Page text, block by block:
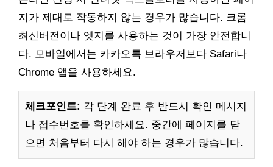
지가 제대로 작동하지 않는 경우가 많습니다. 크롬
최신버전이나 엣지를 사용하는 것이 가장 안전합니
다. 모바일에서는 카카오톡 브라우저보다 Safari나
Chrome 앱을 사용하세요.
체크포인트: 각 단계 완료 후 반드시 확인 메시지
나 접수번호를 확인하세요. 중간에 페이지를 닫
으면 처음부터 다시 해야 하는 경우가 많습니다.